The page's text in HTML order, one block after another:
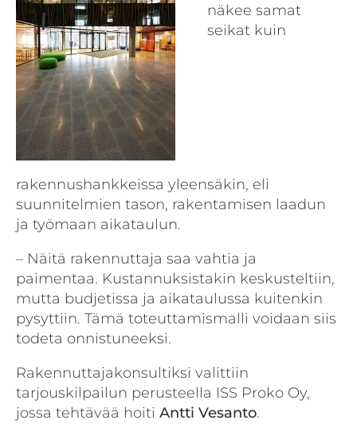
näkee samat
seikat kuin
rakennushankkeissa yleensäkin, eli
suunnitelmien tason, rakentamisen laadun
ja työmaan aikataulun.
– Näitä rakennuttaja saa vahtia ja
paimentaa. Kustannuksistakin keskusteltiin,
mutta budjetissa ja aikataulussa kuitenkin
pysyttiin. Tämä toteuttamismalli voidaan siis
todeta onnistuneeksi.
Rakennuttajakonsultiksi valittiin
tarjouskilpailun perusteella ISS Proko Oy,
jossa tehtävää hoiti Antti Vesanto.